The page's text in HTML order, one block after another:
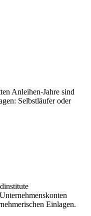
Anleihen-Jahre sind
Selbstläufer oder
Einlagen.